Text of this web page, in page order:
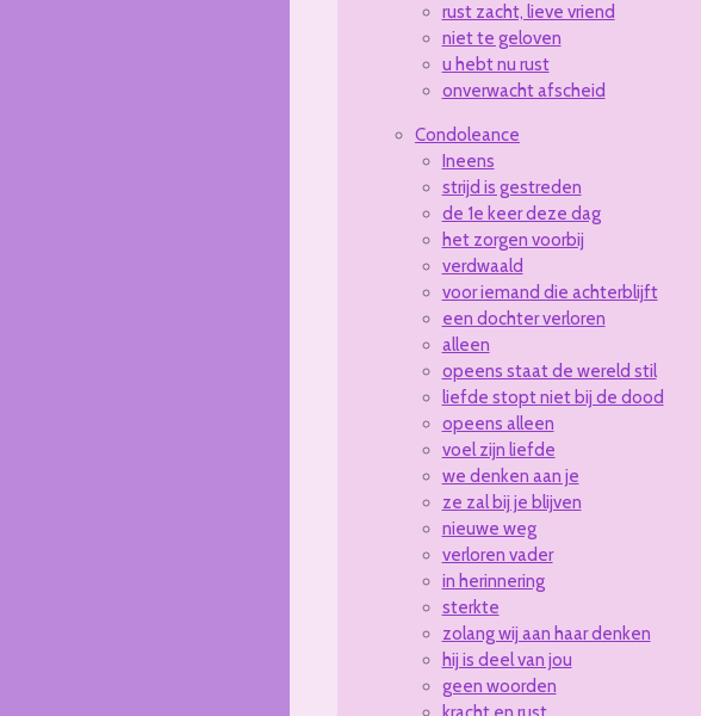
rust zacht, lieve vriend
niet te geloven
u hebt nu rust
onverwacht afscheid
Condoleance
Ineens
strijd is gestreden
de 1e keer deze dag
het zorgen voorbij
verdwaald
voor iemand die achterblijft
een dochter verloren
alleen
opeens staat de wereld stil
liefde stopt niet bij de dood
opeens alleen
voel zijn liefde
we denken aan je
ze zal bij je blijven
nieuwe weg
verloren vader
in herinnering
sterkte
zolang wij aan haar denken
hij is deel van jou
geen woorden